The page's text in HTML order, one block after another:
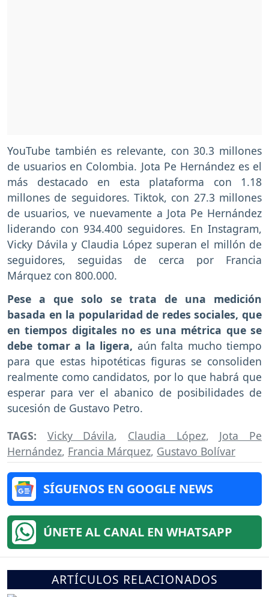
YouTube también es relevante, con 30.3 millones
de usuarios en Colombia. Jota Pe Hernández es el
más destacado en esta plataforma con 1.18
millones de seguidores. Tiktok, con 27.3 millones
de usuarios, ve nuevamente a Jota Pe Hernández
liderando con 934.400 seguidores. En Instagram,
Vicky Dávila y Claudia López superan el millón de
seguidores, seguidas de cerca por Francia
Márquez con 800.000.
Pese a que solo se trata de una medición
basada en la popularidad de redes sociales, que
en tiempos digitales no es una métrica que se
debe tomar a la ligera, aún falta mucho tiempo
para que estas hipotéticas figuras se consoliden
realmente como candidatos, por lo que habrá que
esperar para ver el abanico de posibilidades de
sucesión de Gustavo Petro.
TAGS: Vicky Dávila, Claudia López, Jota Pe
Hernández, Francia Márquez, Gustavo Bolívar
SÍGUENOS EN GOOGLE NEWS
ÚNETE AL CANAL EN WHATSAPP
ARTÍCULOS RELACIONADOS